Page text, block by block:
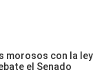
morosos con la ley
el Senado